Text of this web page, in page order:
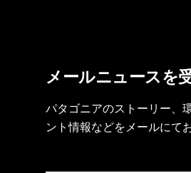
メールニュースを
パタゴニアのストーリー、
ント情報などをメールにて